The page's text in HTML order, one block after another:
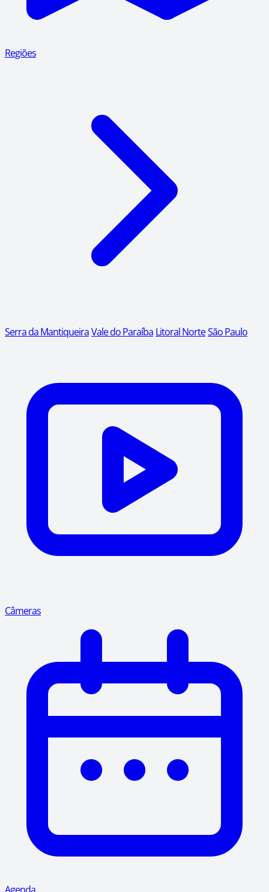
Regiões
Serra da MantiqueiraVale do Paraíba Litoral NorteSão Paulo
Câmeras